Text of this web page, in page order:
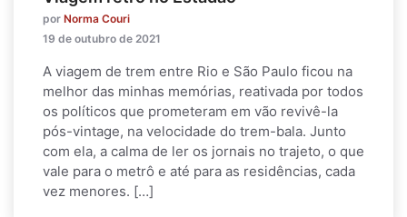
por Norma Couri
19 de outubro de 2021
A viagem de trem entre Rio e São Paulo ficou na
melhor das minhas memórias, reativada por todos
os políticos que prometeram em vão revivê-la
pós-vintage, na velocidade do trem-bala. Junto
com ela, a calma de ler os jornais no trajeto, o que
vale para o metrô e até para as residências, cada
vez menores. […]